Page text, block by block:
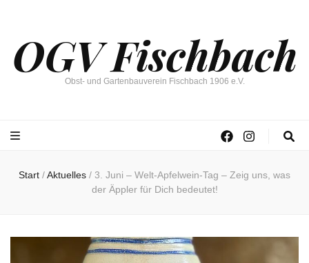
OGV Fischbach
Obst- und Gartenbauverein Fischbach 1906 e.V.
Start /Aktuelles / 3. Juni – Welt-Apfelwein-Tag – Zeig uns, was
der Äppler für Dich bedeutet!